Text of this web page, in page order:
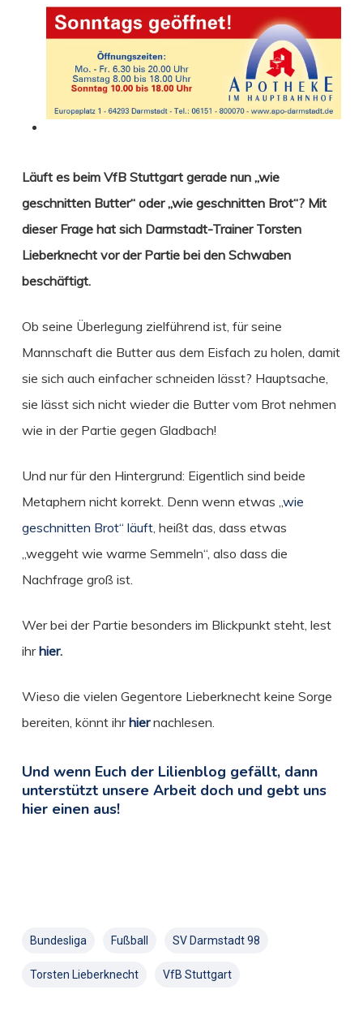
Läuft es beim VfB Stuttgart gerade nun „wie
geschnitten Butter“ oder „wie geschnitten Brot“? Mit
dieser Frage hat sich Darmstadt-Trainer Torsten
Lieberknecht vor der Partie bei den Schwaben
beschäftigt.
Ob seine Überlegung zielführend ist, für seine
Mannschaft die Butter aus dem Eisfach zu holen, damit
sie sich auch einfacher schneiden lässt? Hauptsache,
sie lässt sich nicht wieder die Butter vom Brot nehmen
wie in der Partie gegen Gladbach!
Und nur für den Hintergrund: Eigentlich sind beide
Metaphern nicht korrekt. Denn wenn etwas „wie
geschnitten Brot“ läuft, heißt das, dass etwas
„weggeht wie warme Semmeln“, also dass die
Nachfrage groß ist.
Wer bei der Partie besonders im Blickpunkt steht, lest
ihrhier.
Wieso die vielen Gegentore Lieberknecht keine Sorge
bereiten, könnt ihrhier nachlesen.
Und wenn Euch der Lilienblog gefällt, dann
unterstützt unsere Arbeit doch und gebt uns
hier einen aus!
Bundesliga Fußball SV Darmstadt 98
Torsten Lieberknecht VfB Stuttgart